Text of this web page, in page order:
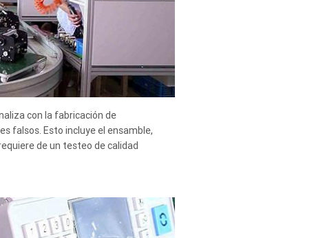
con la fabricación de
falsos. Esto incluye el ensamble,
de un testeo de calidad